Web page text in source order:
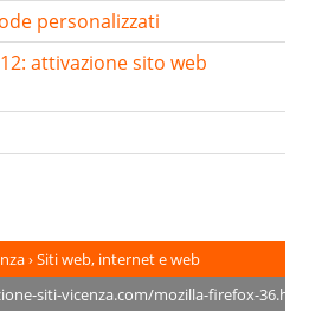
personalizzati
attivazione sito web
›Siti web, internet e web
3.6